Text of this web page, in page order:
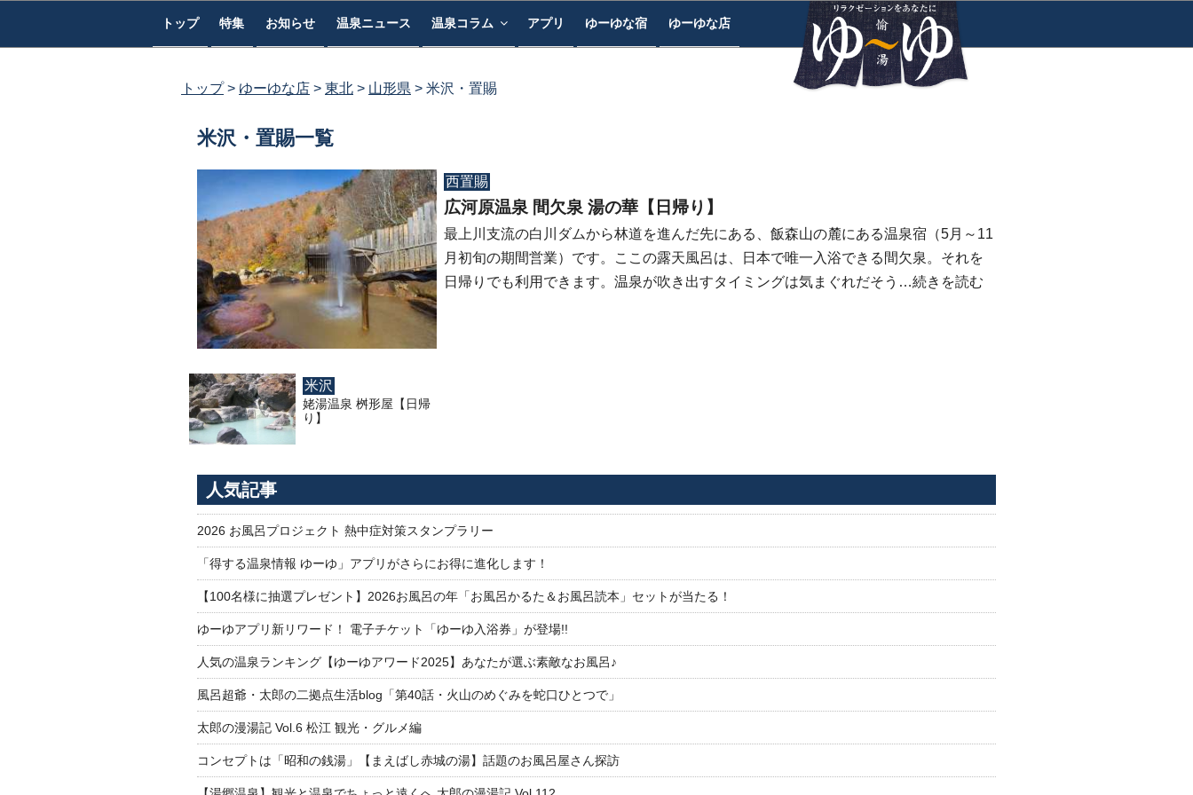
トップ 特集 お知らせ 温泉ニュース 温泉コラム アプリ ゆーゆな宿 ゆーゆな店
トップ ゆーゆな店 東北 山形県 米沢・置賜
米沢・置賜一覧
西置賜
広河原温泉 間欠泉 湯の華【日帰り】
最上川支流の白川ダムから林道を進んだ先にある、飯森山の麓にある温泉宿（5月～11
月初旬の期間営業）です。ここの露天風呂は、日本で唯一入浴できる間欠泉。それを
日帰りでも利用できます。温泉が吹き出すタイミングは気まぐれだそう…続きを読む
米沢
姥湯温泉 桝形屋【日帰
り】
人気記事
2026 お風呂プロジェクト 熱中症対策スタンプラリー
「得する温泉情報 ゆーゆ」アプリがさらにお得に進化します！
【100名様に抽選プレゼント】2026お風呂の年「お風呂かるた＆お風呂読本」セットが当たる！
ゆーゆアプリ新リワード！ 電子チケット「ゆーゆ入浴券」が登場!!
人気の温泉ランキング【ゆーゆアワード2025】あなたが選ぶ素敵なお風呂♪
風呂超爺・太郎の二拠点生活blog「第40話・火山のめぐみを蛇口ひとつで」
太郎の漫湯記 Vol.6 松江 観光・グルメ編
コンセプトは「昭和の銭湯」【まえばし赤城の湯】話題のお風呂屋さん探訪